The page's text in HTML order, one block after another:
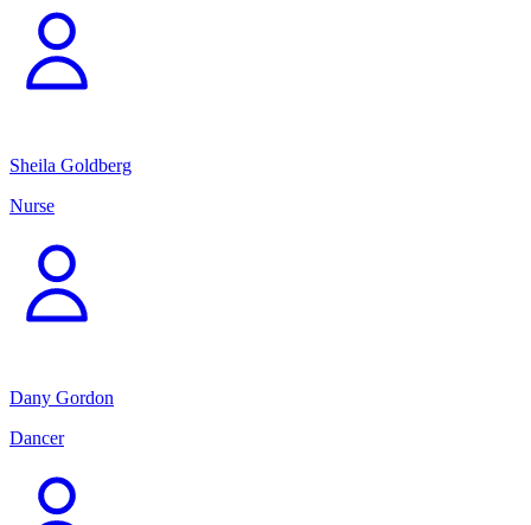
Sheila Goldberg
Nurse
Dany Gordon
Dancer